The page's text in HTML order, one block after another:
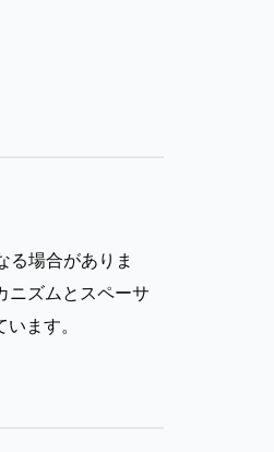
る場合がありま
ニズムとスペーサ
ます。